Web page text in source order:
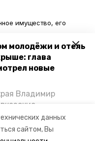
данных
сайтом, Вы
молодёжи и отель
глава
новые
Владимир
и
о
имущество, его
уголовное дело.
квартиру 60-летнего